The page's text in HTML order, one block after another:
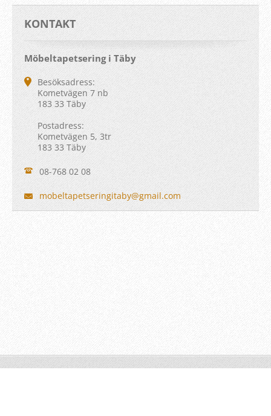
KONTAKT
Möbeltapetsering i Täby
Besöksadress:
Kometvägen 7 nb
183 33 Täby
Postadress:
Kometvägen 5, 3tr
183 33 Täby
08-768 02 08
mobeltapetseringitaby@gmail.com